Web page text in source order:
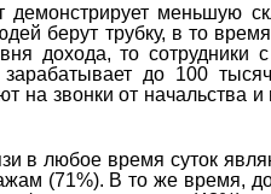
меньшую
берут трубку, в то
дохода, то
до 100
на звонки от начальства
в любое время суток
(71%). В то же время,